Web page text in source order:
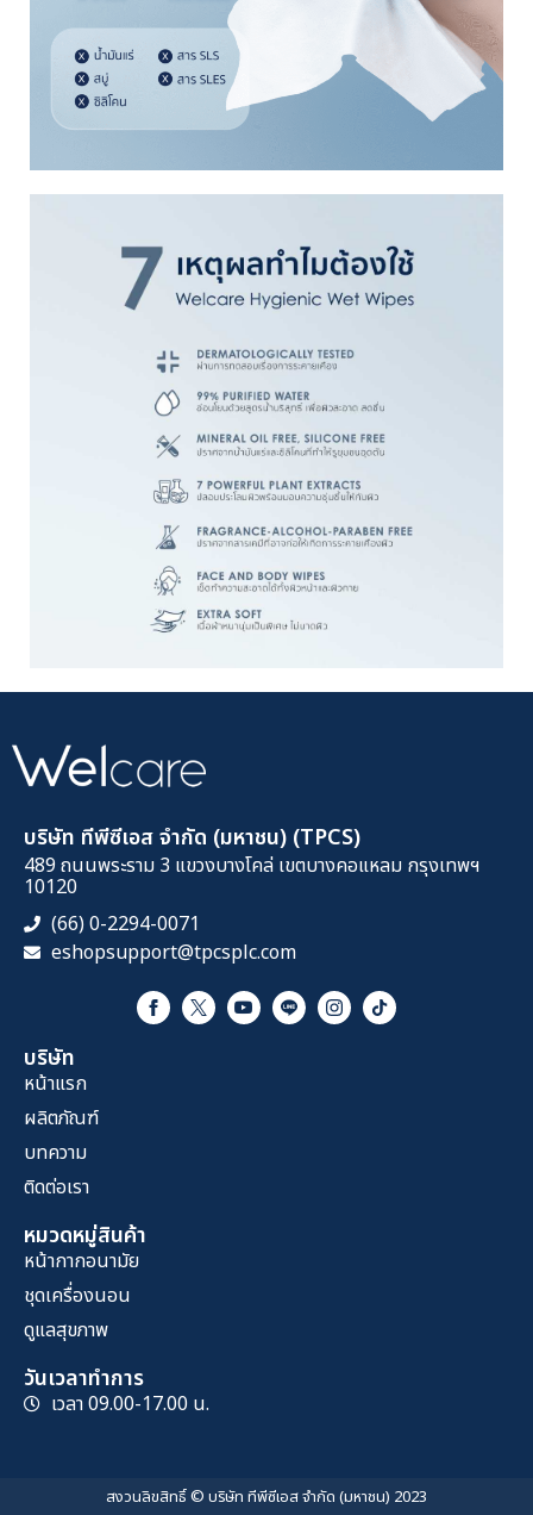
บริษัท ทีพีซีเอส จำกัด (มหาชน) (TPCS)
489 ถนนพระราม 3 แขวงบางโคล่ เขตบางคอแหลม กรุงเทพฯ
10120
(66) 0-2294-0071
eshopsupport@tpcsplc.com
บริษัท
หน้าแรก
ผลิตภัณฑ์
บทความ
ติดต่อเรา
หมวดหมู่สินค้า
หน้ากากอนามัย
ชุดเครื่องนอน
ดูแลสุขภาพ
วันเวลาทำการ
เวลา 09.00-17.00 น.
สงวนลิขสิทธิ์ © บริษัท ทีพีซีเอส จำกัด (มหาชน) 2023